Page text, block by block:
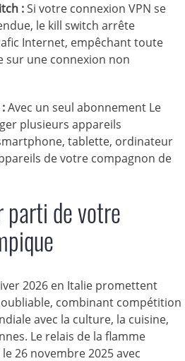
:Si votre connexion VPN se
le kill switch arrête
Internet, empêchant toute
sur une connexion non
Avec un seul abonnement Le
plusieurs appareils
tablette, ordinateur
de votre compagnon de
de votre
2026 en Italie promettent
combinant compétition
avec la culture, la cuisine,
Le relais de la flamme
26 novembre 2025 avec